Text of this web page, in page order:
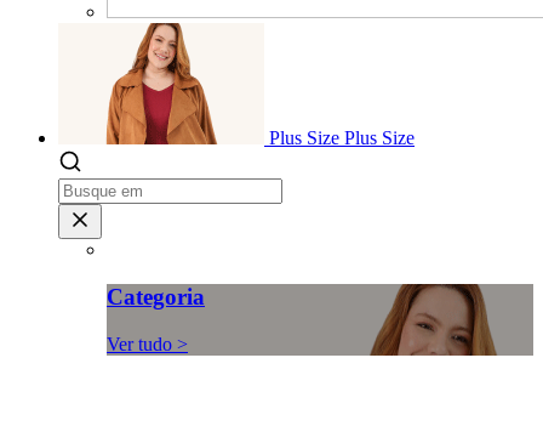
Plus Size Plus Size
Categoria
Ver tudo >